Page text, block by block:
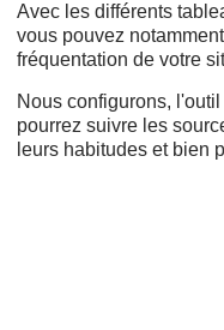
Avec les différents
vous pouvez
fréquentation de votre
Nous configurons,
pourrez suivre les
leurs habitudes et bien